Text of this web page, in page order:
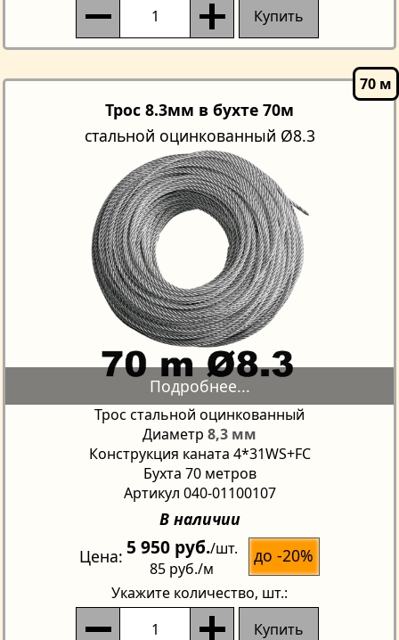
Купить
Трос 8.3мм в бухте 70м
стальной оцинкованный Ø8.3
Трос стальной оцинкованный
Диаметр 8,3 мм
Конструкция каната 4*31WS+FC
Бухта 70 метров
Артикул 040-01100107
В наличии
Цена 5 950 руб./шт.
85 руб./м
до -20%
Укажите количество, шт.:
Купить